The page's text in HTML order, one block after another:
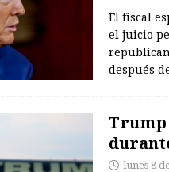
El fiscal
el juicio
después
Trump
lunes 8